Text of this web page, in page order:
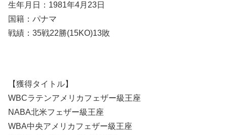
生年月日：1981年4月23日
国籍：パナマ
戦績：35戦22勝(15KO)13敗
【獲得タイトル】
WBCラテンアメリカフェザー級王座
NABA北米フェザー級王座
WBA中央アメリカフェザー級王座